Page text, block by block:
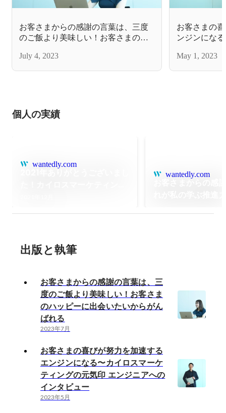
お客さまからの感謝の言葉は、三度
のご飯より美味しい！お客さまのハ
July 4, 2023
お客さまの
ンジンにな
ビュー
May 1, 2023
個人の実績
wantedly.com
wantedly.com
出版と執筆
お客さまからの感謝の言葉は、三
度のご飯より美味しい！お客さま
のハッピーに出会いたいからがん
ばれる
2023年7月
お客さまの喜びが努力を加速する
エンジンになる〜カイロスマーケ
ティングの元気印 エンジニアへの
インタビュー
2023年5月